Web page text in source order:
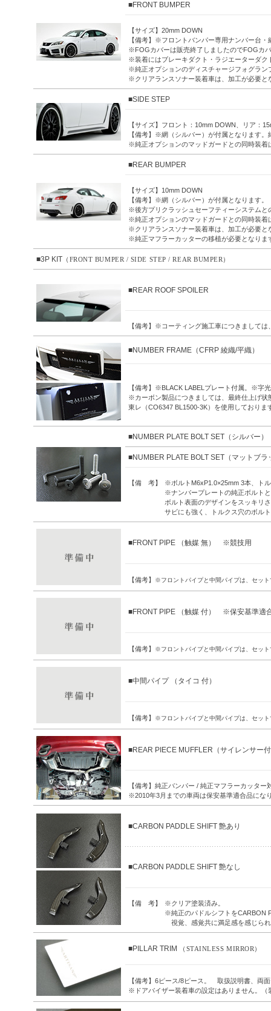
■FRONT BUMPER
【サイズ】20mm DOWN
【備考】※フロントバンパー専用ナンバー台
※FOGカバーは販売終了しましたのでFOGカ
※装着にはブレーキダクト・ラジエーターダク
※純正オプションのディスチャージフォグラン
※クリアランスソナー装着車は、加工が必要と
■SIDE STEP
【サイズ】フロント：10mm DOWN、リア：
【備考】※網（シルバー）が付属となります
※純正オプションのマッドガードとの同時装着
■REAR BUMPER
【サイズ】10mm DOWN
【備考】※網（シルバー）が付属となります。
※後方プリクラッシュセーフティーシステム
※純正オプションのマッドガードとの同時装着
※クリアランスソナー装着車は、加工が必要と
※純正マフラーカッターの移植が必要となりま
■3P KIT （FRONT BUMPER / SIDE STEP / REAR BUMPER）
■REAR ROOF SPOILER
【備考】※コーティング施工車につきまして
■NUMBER FRAME（CFRP 綾織/平織）
【備考】※BLACK LABELプレート付属。※字
※カーボン製品につきましては、最終仕上げ状
東レ（CO6347 BL1500-3K）を使用しておりま
■NUMBER PLATE BOLT SET（シルバー）
■NUMBER PLATE BOLT SET（マットブラ
【備 考】
※ボルトM6xP1.0×25mm 3本、ト
※ナンバープレートの純正ボルト
ボルト表面のデザインをスッキリ
サビにも強く、トルクス穴のボル
■FRONT PIPE （触媒 無） ※競技用
【備考】 ※フロントパイプと中間パイプは、セッ
■FRONT PIPE （触媒 付） ※保安基準適
【備考】 ※フロントパイプと中間パイプは、セッ
■中間パイプ （タイコ 付）
【備考】 ※フロントパイプと中間パイプは、セッ
■REAR PIECE MUFFLER（サイレンサー
【備考】純正バンパー / 純正マフラーカッター
※2010年3月までの車両は保安基準適合品にな
■CARBON PADDLE SHIFT 艶あり
■CARBON PADDLE SHIFT 艶なし
【備 考】
※クリア塗装済み。
※純正のパドルシフトをCARBON
視覚、感覚共に満足感を感じら
■PILLAR TRIM （STAINLESS MIRROR）
【備考】6ピース/8ピース。 取扱説明書、両
※ドアバイザー装着車の設定はありません。（